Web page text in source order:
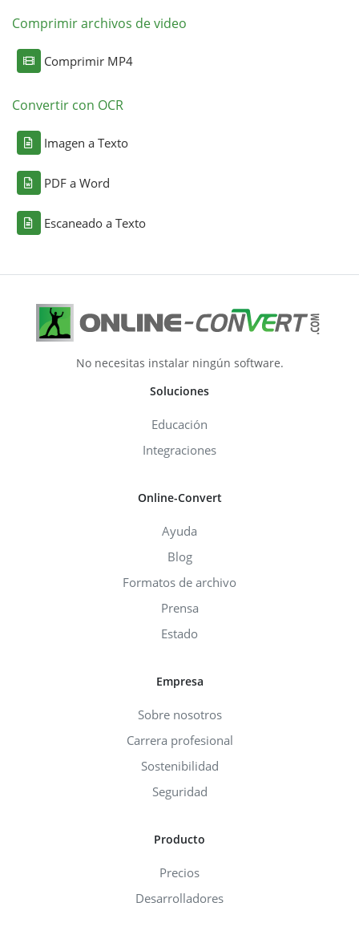
Comprimir archivos de video
Comprimir MP4
Convertir con OCR
Imagen a Texto
PDF a Word
Escaneado a Texto
No necesitas instalar ningún software.
Soluciones
Educación
Integraciones
Online-Convert
Ayuda
Blog
Formatos de archivo
Prensa
Estado
Empresa
Sobre nosotros
Carrera profesional
Sostenibilidad
Seguridad
Producto
Precios
Desarrolladores